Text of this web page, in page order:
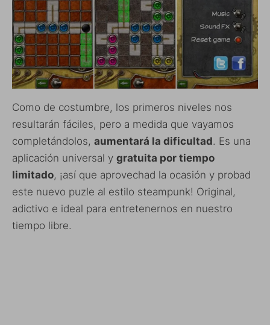
Como de costumbre, los primeros niveles nos
resultarán fáciles, pero a medida que vayamos
completándolos, aumentará la dificultad. Es una
aplicación universal y gratuita por tiempo
limitado, ¡así que aprovechad la ocasión y probad
este nuevo puzle al estilo steampunk! Original,
adictivo e ideal para entretenernos en nuestro
tiempo libre.